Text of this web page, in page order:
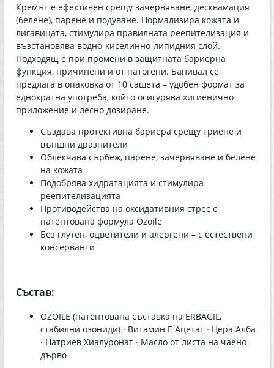
Кремът е ефективен срещу зачервяване, десквамация
(белене), парене и подуване. Нормализира кожата и
лигавицата, стимулира правилната реепителизация и
възстановява водно-киселинно-липидния слой.
Подходящ е при промени в защитната бариерна
функция, причинени и от патогени. Банивал се
предлага в опаковка от 10 сашета – удобен формат за
еднократна употреба, който осигурява хигиенично
приложение и лесно дозиране.
Създава протективна бариера срещу триене и
външни дразнители
Облекчава сърбеж, парене, зачервяване и белене
на кожата
Подобрява хидратацията и стимулира
реепителизацията
Противодейства на оксидативния стрес с
патентована формула Ozoile
Без глутен, оцветители и алергени – с естествени
консерванти
Състав:
OZOILE (патентована съставка на ERBAGIL,
стабилни озониди) · Витамин Е Ацетат · Цера Алба
· Натриев Хиалуронат · Масло от листа на чаено
дърво